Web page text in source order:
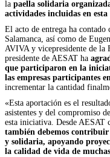
la paella solidaria
actividades incluidas en
El acto de entrega ha
Salamanca, así como de
AVIVA y vicepresidente de la
presidente de AESAT ha
que participaron en la
las empresas participantes
incrementar la cantidad
«Esta aportación es el
asistentes y del compromiso
esta iniciativa. Desde AESAT
también debemos
y solidaria, apoyando
la calidad de vida de